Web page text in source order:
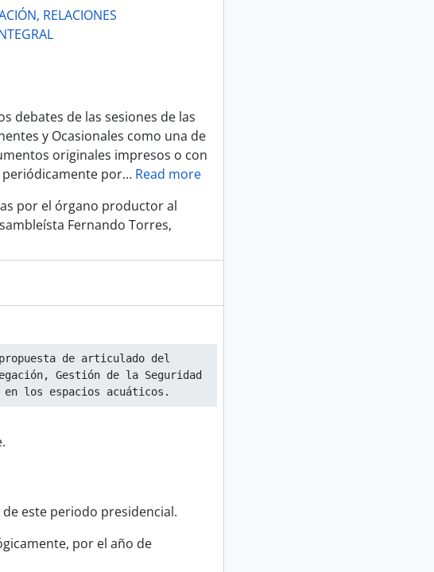
RELACIONES
debates de las sesiones de las
y Ocasionales como una de
originales impresos o con
por… Read more
por el órgano productor al
Fernando Torres,
de articulado del
Gestión de la Seguridad
los espacios acuáticos.
este periodo presidencial.
por el año de